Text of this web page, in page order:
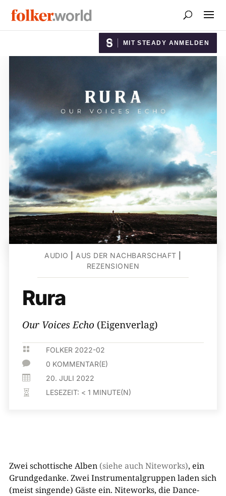
MIT STEADY ANMELDEN
AUDIO AUS DER NACHBARSCHAFT
REZENSIONEN
Rura
Our Voices Echo (Eigenverlag)
 FOLKER 2022-02
 0 KOMMENTAR(E)
 20. JULI 2022
 LESEZEIT: < 1 MINUTE(N)
Zwei schottische Alben (siehe auch Niteworks), ein
Grundgedanke. Zwei Instrumentalgruppen laden sich
(meist singende) Gäste ein. Niteworks, die Dance-